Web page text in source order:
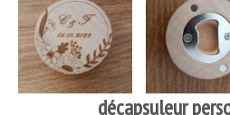
décapsuleur